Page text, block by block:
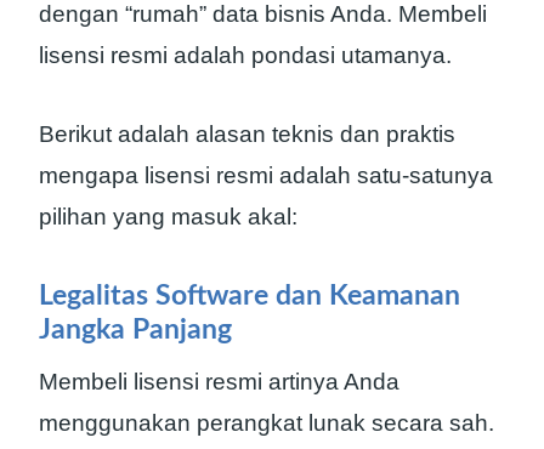
dengan “rumah” data bisnis Anda. Membeli
lisensi resmi adalah pondasi utamanya.
Berikut adalah alasan teknis dan praktis
mengapa lisensi resmi adalah satu-satunya
pilihan yang masuk akal:
Legalitas Software dan Keamanan
Jangka Panjang
Membeli lisensi resmi artinya Anda
menggunakan perangkat lunak secara sah.